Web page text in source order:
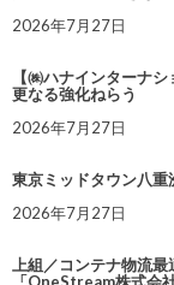
2026年7月27日
【㈱ハナインターナ
更なる強化ねらう
2026年7月27日
東京ミッドタウン八
2026年7月27日
上組／コンテナ物流